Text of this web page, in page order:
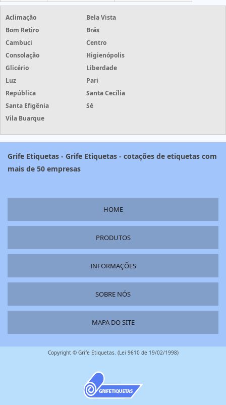
Aclimação
Bela Vista
Bom Retiro
Brás
Cambuci
Centro
Consolação
Higienópolis
Glicério
Liberdade
Luz
Pari
República
Santa Cecília
Santa Efigênia
Sé
Vila Buarque
Grife Etiquetas - Grife Etiquetas - cotações de etiquetas com
mais de 50 empresas
HOME
PRODUTOS
INFORMAÇÕES
SOBRE NÓS
MAPA DO SITE
Copyright © Grife Etiquetas. (Lei 9610 de 19/02/1998)